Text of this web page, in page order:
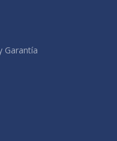
Garantía